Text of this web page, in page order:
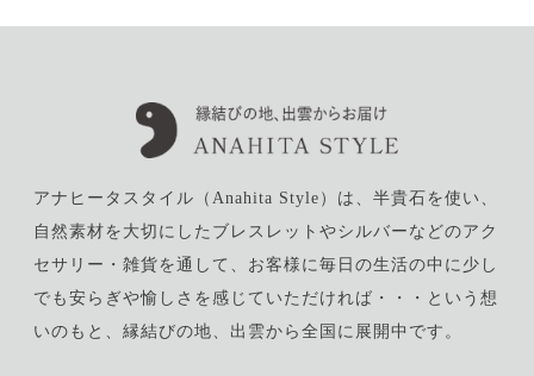
アナヒータスタイル（Anahita Style）は、半貴石を使い、
自然素材を大切にしたブレスレットやシルバーなどのアク
セサリー・雑貨を通して、お客様に毎日の生活の中に少し
でも安らぎや愉しさを感じていただければ・・・という想
いのもと、縁結びの地、出雲から全国に展開中です。